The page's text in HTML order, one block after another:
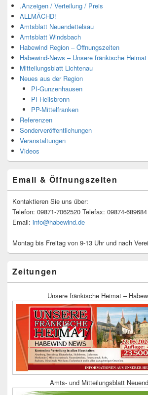
.Anzeigen / Verteilung / Preis
ALLMÄCHD!
Amtsblatt Neuendettelsau
Amtsblatt Windsbach
Habewind Region – Öffnungszeiten
Habewind-News – Unsere fränkische Heimat
Mitteilungsblatt Lichtenau
Neues aus der Region
PI-Gunzenhausen
PI-Heilsbronn
PP-Mittelfranken
Referenzen
Sonderveröffentlichungen
Veranstaltungen
Videos
Email & Öffnungszeiten
Kontaktieren Sie uns über:
Telefon: 09871-7062520 Telefax: 09874-689684
Email: info@habewind.de
Montag bis Freitag von 9-13 Uhr und nach
Zeitungen
Unsere fränkische Heimat –
Amts- und Mitteilungsblatt